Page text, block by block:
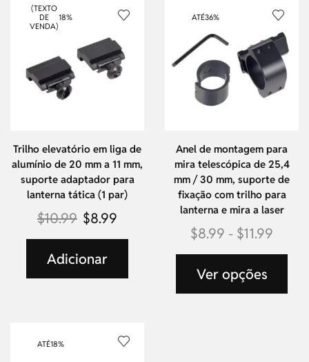
(TEXTO
DE
VENDA)
18%
Trilho elevatório em liga de
alumínio de 20 mm a 11 mm,
suporte adaptador para
lanterna tática (1 par)
$10.99 $8.99
Adicionar
ATÉ36%
Anel de montagem para
mira telescópica de 25,4
mm / 30 mm, suporte de
fixação com trilho para
lanterna e mira a laser
$8.99 - $11.99
Ver opções
ATÉ18%